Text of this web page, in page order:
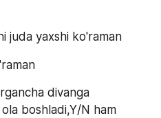
juda yaxshi ko'raman
divanga
boshladi,Y/N ham